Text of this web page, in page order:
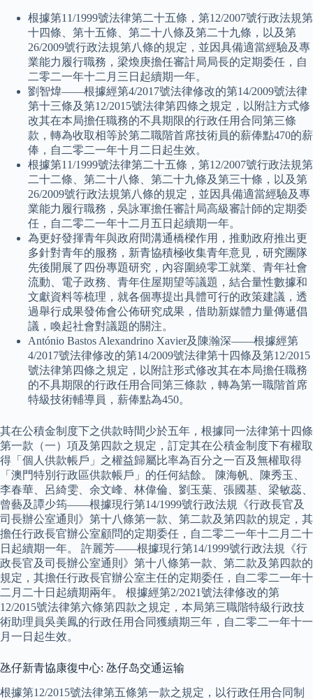
根據第11/1999號法律第二十五條，第12/2007號行政法規第
十四條、第十五條、第二十八條及第二十九條，以及第
26/2009號行政法規第八條的規定，並因具備適當經驗及專
業能力履行職務，梁煥庚擔任審計局局長的定期委任，自
二零二一年十二月三日起續期一年。
劉智煒——根據經第4/2017號法律修改的第14/2009號法律
第十三條及第12/2015號法律第四條之規定，以附註方式修
改其在本局擔任職務的不具期限的行政任用合同第三條
款，轉為收取相等於第二職階首席技術員的薪俸點470的薪
俸，自二零二一年十月二日起生效。
根據第11/1999號法律第二十五條，第12/2007號行政法規第
二十二條、第二十八條、第二十九條及第三十條，以及第
26/2009號行政法規第八條的規定，並因具備適當經驗及專
業能力履行職務，吳詠軍擔任審計局高級審計師的定期委
任，自二零二一年十二月五日起續期一年。
為更好發揮青年與政府間溝通橋樑作用，推動政府推出更
多針對青年的服務，新青協積極收集青年意見，研究團隊
先後開展了四份專題研究，內容圍繞零工就業、青年社會
流動、電子政務、青年住屋期望等議題，結合量性數據和
文獻資料等梳理，就各個專提出具體可行的政策建議，透
過舉行成果發佈會公佈研究成果，借助新媒體力量傳遞倡
議，喚起社會對議題的關注。
António Bastos Alexandrino Xavier及陳瀚深——根據經第
4/2017號法律修改的第14/2009號法律第十四條及第12/2015
號法律第四條之規定，以附註形式修改其在本局擔任職務
的不具期限的行政任用合同第三條款，轉為第一職階首席
特級技術輔導員，薪俸點為450。
其在公積金制度下之供款時間少於五年，根據同一法律第十四條
第一款（一）項及第四款之規定，訂定其在公積金制度下有權取
得「個人供款帳戶」之權益歸屬比率為百分之一百及無權取得
「澳門特別行政區供款帳戶」的任何結餘。 陳海帆、陳秀玉、
李春華、呂綺雯、余文峰、林偉倫、劉玉葉、張國基、梁敏蕊、
曾藝及譚少筠——根據現行第14/1999號行政法規《行政長官及
司長辦公室通則》第十八條第一款、第二款及第四款的規定，其
擔任行政長官辦公室顧問的定期委任，自二零二一年十二月二十
日起續期一年。 許麗芳——根據現行第14/1999號行政法規《行
政長官及司長辦公室通則》第十八條第一款、第二款及第四款的
規定，其擔任行政長官辦公室主任的定期委任，自二零二一年十
二月二十日起續期兩年。 根據經第2/2021號法律修改的第
12/2015號法律第六條第四款之規定，本局第三職階特級行政技
術助理員吳美鳳的行政任用合同獲續期三年，自二零二一年十一
月一日起生效。
氹仔新青協康復中心: 氹仔岛交通运输
根據第12/2015號法律第五條第一款之規定，以行政任用合同制